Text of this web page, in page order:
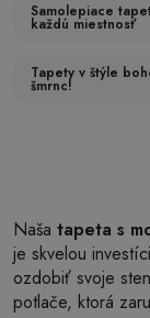
Samolepiace
každú miestnosť
Tapety v štýle
šmrnc!
Naša tapeta s
je skvelou
ozdobiť svoje
potlače, ktorá